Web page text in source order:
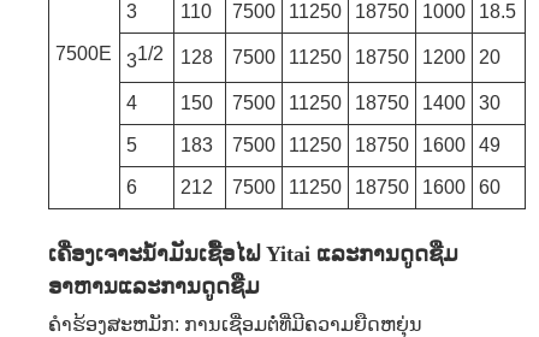
7500E
3 110 7500 11250 18750 1000 18.5
31/2 128 7500 11250 18750 1200 20
4 150 7500 11250 18750 1400 30
5 183 7500 11250 18750 1600 49
6 212 7500 11250 18750 1600 60
ເຄື່ອງເຈາະນ້ໍາມັນເຊື້ອໄຟ Yitai ແລະການດູດຊືມ
ອາຫານແລະການດູດຊືມ
ຄໍາຮ້ອງສະຫມັກ: ການເຊື່ອມຕໍ່ທີ່ມີຄວາມຍືດຫຍຸ່ນ